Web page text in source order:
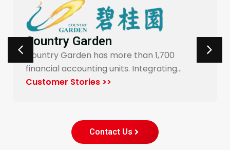
Carrefour Taiwan
Yonyou’s procurement system enables
end-to-end digitalization and automation
for Carrefour…
Contact Us